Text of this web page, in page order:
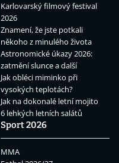
Karlovarský filmový festival
2026
Znamení, že jste potkali
někoho z minulého života
Astronomické úkazy 2026:
zatmění slunce a další
Jak obléci miminko při
vysokých teplotách?
Jak na dokonalé letní mojito
6 lehkých letních salátů
Sport 2026
MMA